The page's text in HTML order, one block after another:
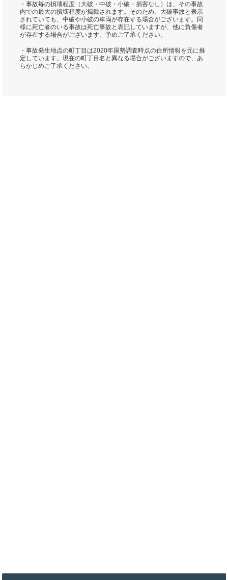
・事故毎の損壊程度（大破・中破・小破・損害なし）は、その事故
内での最大の損壊程度が掲載されます。そのため、大破事故と表示
されていても、中破や小破の車両が存在する場合がございます。同
様に死亡者のいる事故は死亡事故と表記していますが、他に負傷者
が存在する場合がございます。予めご了承ください。
・事故発生地点の町丁目は2020年国勢調査時点の住所情報を元に推
定しています。現在の町丁目名と異なる場合がございますので、あ
らかじめご了承ください。